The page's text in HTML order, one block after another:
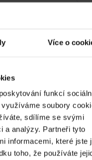
Více o
funkcí
soubory
sdílíme se svými
a analýzy. Partneři tyto
informacemi, které jste
toho, že používáte
Albums Vol.3
439 Kč